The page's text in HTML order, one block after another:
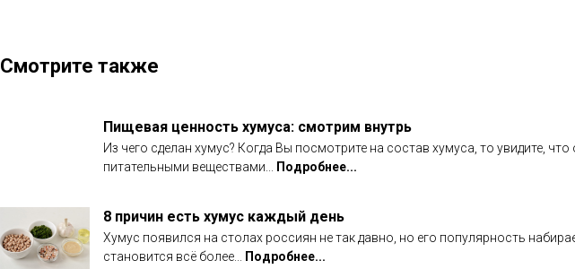
Смотрите также
Пищевая ценность хумуса: смотрим внутрь
Из чего сделан хумус? Когда Вы посмотрите на состав хумуса, то увидите,
питательными веществами... Подробнее...
8 причин есть хумус каждый день
Хумус появился на столах россиян не так давно, но его популярность
становится всё более... Подробнее...